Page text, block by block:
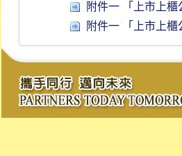
附件一 「上市上
附件一 「上市上